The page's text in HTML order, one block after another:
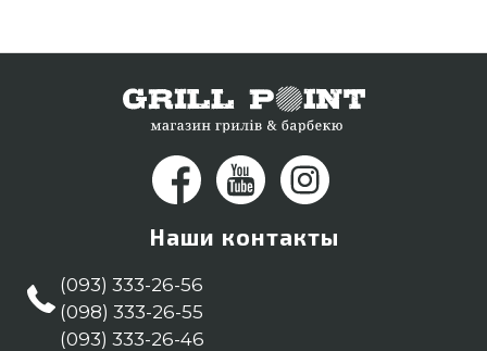
Наши контакты
(093) 333-26-56
(098) 333-26-55
(093) 333-26-46